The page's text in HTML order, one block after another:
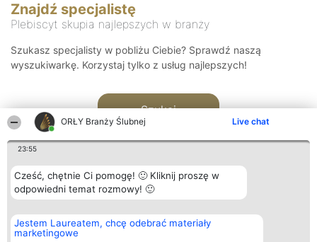
ORŁY Branży Ślubnej Live chat
23:55
Cześć, chętnie Ci pomogę! 🙂 Kliknij proszę w
odpowiedni temat rozmowy! 🙂
Jestem Laureatem, chcę odebrać materiały
marketingowe
Znajdź specjalistę
Plebiscyt skupia najlepszych w branży
Szukasz specjalisty w pobliżu Ciebie? Sprawdź naszą
wyszukiwarkę. Korzystaj tylko z usług najlepszych!
Szukaj
Organizator plebiscytu
Bright Side Solutions sp. z o.
o. sp. k.
Plebiscyt
Laureaci
Kontakt
Kontakt